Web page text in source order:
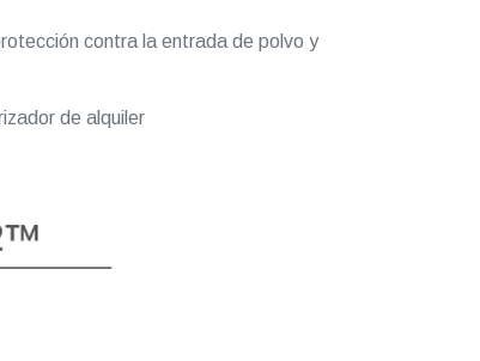
contra la entrada de polvo y
de alquiler